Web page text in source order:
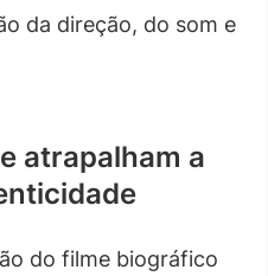
da direção, do som e
atrapalham a
do filme biográfico